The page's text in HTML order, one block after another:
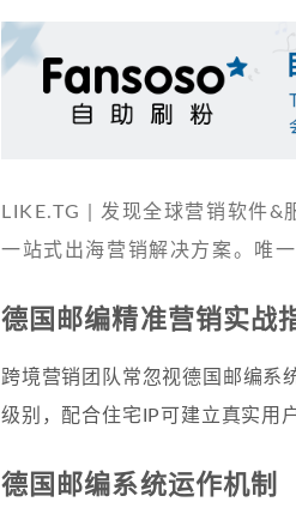
LIKE.TG | 发现全球营销软件&
一站式出海营销解决方案。唯
德国邮编精准营销实战
跨境营销团队常忽视德国邮编系
级别，配合住宅IP可建立真实用
德国邮编系统运作机制